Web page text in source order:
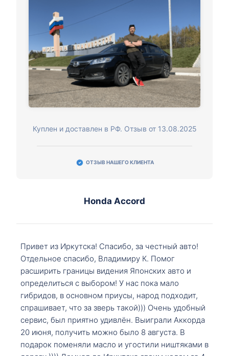
Куплен и доставлен в РФ. Отзыв от 13.08.2025
ОТЗЫВ НАШЕГО КЛИЕНТА
Honda Accord
Привет из Иркутска! Спасибо, за честный авто!
Отдельное спасибо, Владимиру К. Помог
расширить границы видения Японских авто и
определиться с выбором! У нас пока мало
гибридов, в основном приусы, народ подходит,
спрашивает, что за зверь такой))) Очень удобный
сервис, был приятно удивлён. Выиграли Аккорда
20 июня, получить можно было 8 августа. В
подарок поменяли масло и угостили ништяками в